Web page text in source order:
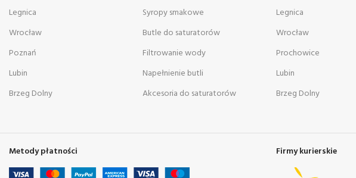
Legnica
Wrocław
Poznań
Lubin
Brzeg Dolny
Syropy smakowe
Butle do saturatorów
Filtrowanie wody
Napełnienie butli
Akcesoria do saturatorów
Legnica
Wrocław
Prochowice
Lubin
Brzeg Dolny
Metody płatności Firmy kurierskie